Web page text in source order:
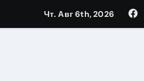
участияЧт. Авг 6th, 2026